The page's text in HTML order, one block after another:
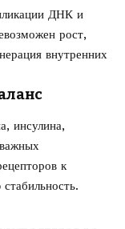
ДНК и
рост,
внутренних
инсулина,
к